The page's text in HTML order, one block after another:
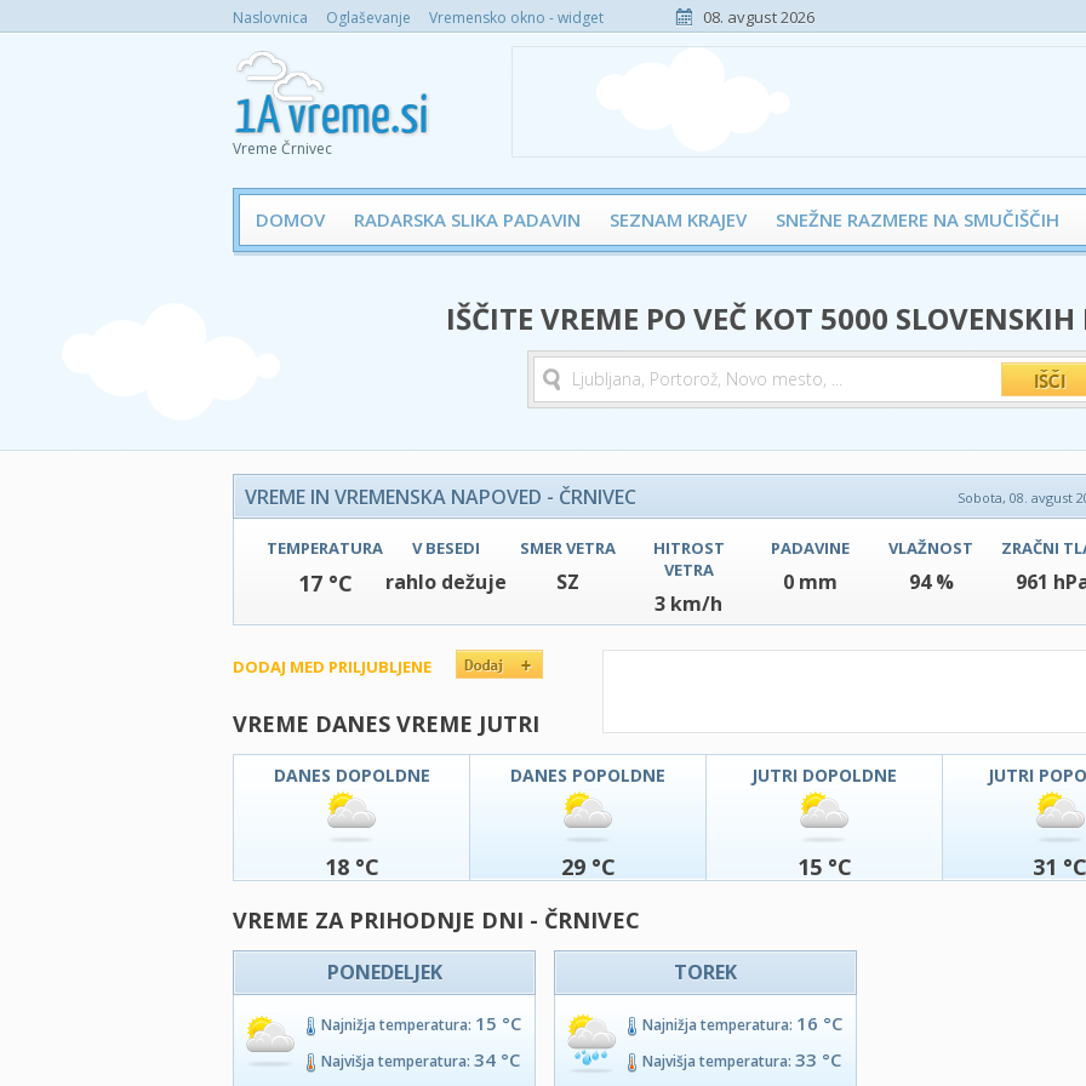
Naslovnica Oglaševanje Vremensko okno - widget 08. avgust 2026
Vreme Črnivec
DOMOV RADARSKA SLIKA PADAVIN SEZNAM KRAJEV SNEŽNE RAZMERE NA SMUČIŠČIH
IŠČITE VREME PO VEČ KOT 5000 SLOVENSKIH
VREME IN VREMENSKA NAPOVED - ČRNIVEC Sobota, 08. avgust
TEMPERATURA
17 °C
V BESEDI
rahlo dežuje
SMER VETRA
SZ
HITROST
VETRA
3 km/h
PADAVINE
0 mm
VLAŽNOST
94 %
ZRAČNI
961
DODAJ MED PRILJUBLJENE
VREME DANES VREME JUTRI
DANES DOPOLDNE
18 °C
DANES POPOLDNE
29 °C
JUTRI DOPOLDNE
15 °C
JUTRI
31 °C
VREME ZA PRIHODNJE DNI - ČRNIVEC
PONEDELJEK
Najnižja temperatura: 15 °C
Najvišja temperatura: 34 °C
TOREK
Najnižja temperatura: 16 °C
Najvišja temperatura: 33 °C